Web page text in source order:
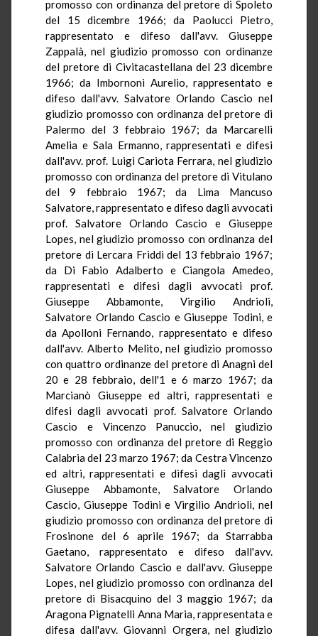
promosso con ordinanza del pretore di Spoleto
del 15 dicembre 1966; da Paolucci Pietro,
rappresentato e difeso dall'avv. Giuseppe
Zappalà, nel giudizio promosso con ordinanze
del pretore di Civitacastellana del 23 dicembre
1966; da Imbornoni Aurelio, rappresentato e
difeso dall'avv. Salvatore Orlando Cascio nel
giudizio promosso con ordinanza del pretore di
Palermo del 3 febbraio 1967; da Marcarelli
Amelia e Sala Ermanno, rappresentati e difesi
dall'avv. prof. Luigi Cariota Ferrara, nel giudizio
promosso con ordinanza del pretore di Vitulano
del 9 febbraio 1967; da Lima Mancuso
Salvatore, rappresentato e difeso dagli avvocati
prof. Salvatore Orlando Cascio e Giuseppe
Lopes, nel giudizio promosso con ordinanza del
pretore di Lercara Friddi del 13 febbraio 1967;
da Di Fabio Adalberto e Ciangola Amedeo,
rappresentati e difesi dagli avvocati prof.
Giuseppe Abbamonte, Virgilio Andrioli,
Salvatore Orlando Cascio e Giuseppe Todini, e
da Apolloni Fernando, rappresentato e difeso
dall'avv. Alberto Melito, nel giudizio promosso
con quattro ordinanze del pretore di Anagni del
20 e 28 febbraio, dell'1 e 6 marzo 1967; da
Marcianò Giuseppe ed altri, rappresentati e
difesi dagli avvocati prof. Salvatore Orlando
Cascio e Vincenzo Panuccio, nel giudizio
promosso con ordinanza del pretore di Reggio
Calabria del 23 marzo 1967; da Cestra Vincenzo
ed altri, rappresentati e difesi dagli avvocati
Giuseppe Abbamonte, Salvatore Orlando
Cascio, Giuseppe Todini e Virgilio Andrioli, nel
giudizio promosso con ordinanza del pretore di
Frosinone del 6 aprile 1967; da Starrabba
Gaetano, rappresentato e difeso dall'avv.
Salvatore Orlando Cascio e dall'avv. Giuseppe
Lopes, nel giudizio promosso con ordinanza del
pretore di Bisacquino del 3 maggio 1967; da
Aragona Pignatelli Anna Maria, rappresentata e
difesa dall'avv. Giovanni Orgera, nel giudizio